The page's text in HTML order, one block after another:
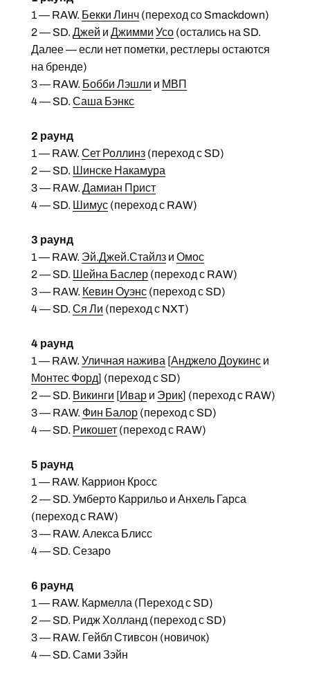
1 — RAW. Бекки Линч(переход со Smackdown)
2 — SD. Джей и Джимми Усо(остались на SD.
Далее — если нет пометки, рестлеры остаются
на бренде)
3 — RAW. Бобби Лэшли и МВП
4 — SD. Саша Бэнкс
2 раунд
1 — RAW. Сет Роллинз(переход с SD)
2 — SD. Шинске Накамура
3 — RAW. Дамиан Прист
4 — SD. Шимус(переход с RAW)
3 раунд
1 — RAW. Эй.Джей.Стайлзи Омос
2 — SD. Шейна Баслер(переход с RAW)
3 — RAW. Кевин Оуэнс(переход с SD)
4 — SD. Ся Ли (переход с NXT)
4 раунд
1 — RAW. Уличная нажива [Анджело Доукинси
Монтес Форд] (переход с SD)
2 — SD. Викинги [Ивари Эрик] (переход с RAW)
3 — RAW. Фин Балор(переход с SD)
4 — SD. Рикошет(переход с RAW)
5 раунд
1 — RAW. Каррион Кросс
2 — SD. Умберто Каррильо и Анхель Гарса
(переход с RAW)
3 — RAW. Алекса Блисс
4 — SD. Сезаро
6 раунд
1 — RAW. Кармелла (Переход с SD)
2 — SD. Ридж Холланд (переход с SD)
3 — RAW. Гейбл Стивсон (новичок)
4 — SD. Сами Зэйн